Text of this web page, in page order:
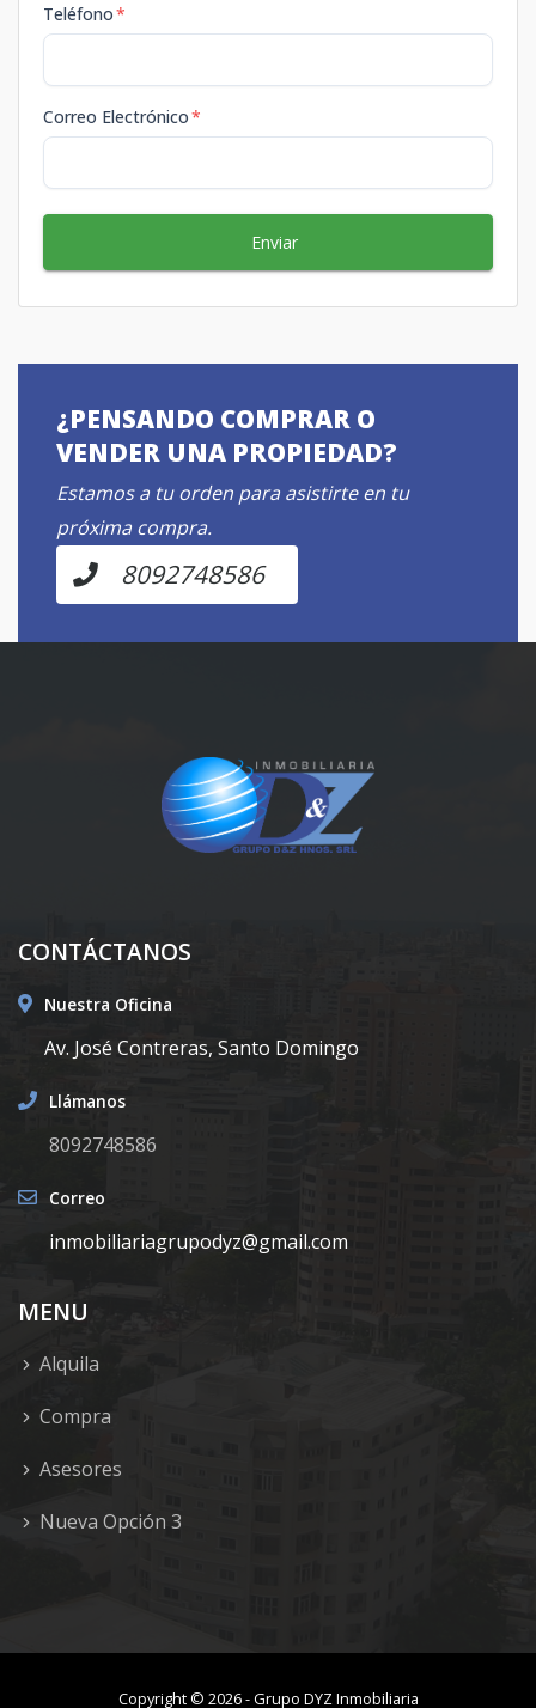
Teléfono*
Correo Electrónico*
Enviar
¿PENSANDO COMPRAR O
VENDER UNA PROPIEDAD?
Estamos a tu orden para asistirte en tu
próxima compra.
8092748586
CONTÁCTANOS
Nuestra Oficina
Av. José Contreras, Santo Domingo
Llámanos
8092748586
Correo
inmobiliariagrupodyz@gmail.com
MENU
Alquila
Compra
Asesores
Nueva Opción 3
Copyright © 2026-Grupo DYZ Inmobiliaria